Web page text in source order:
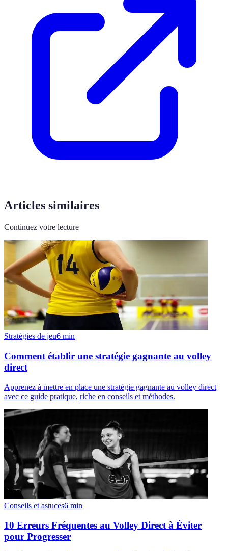
Articles similaires
Continuez votre lecture
Stratégies de jeu6 min
Comment établir une stratégie gagnante au volley
direct
Apprenez à mettre en place une stratégie gagnante au volley direct
avec ce guide pratique, riche en conseils et méthodes.
Conseils et astuces6 min
10 Erreurs Fréquentes au Volley Direct à Éviter
pour Progresser